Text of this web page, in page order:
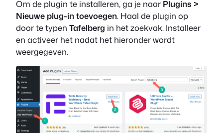
Om de plugin te installeren, ga je naar Plugins >
Nieuwe plug-in toevoegen. Haal de plugin op
door te typen Tafelberg in het zoekvak. Installeer
en activeer het nadat het hieronder wordt
weergegeven.